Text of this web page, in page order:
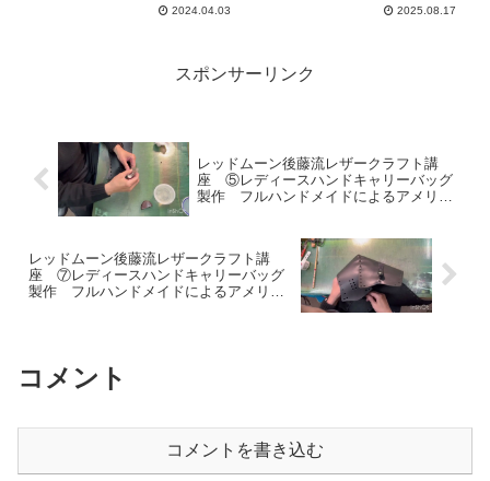
2024.04.03 2025.08.17
スポンサーリンク
レッドムーン後藤流レザークラフト講
座 ⑤レディースハンドキャリーバッグ
製作 フルハンドメイドによるアメリカ
レッドムーン後藤流レザークラフト講
座 ⑦レディースハンドキャリーバッグ
製作 フルハンドメイドによるアメリカ
コメント
コメントを書き込む